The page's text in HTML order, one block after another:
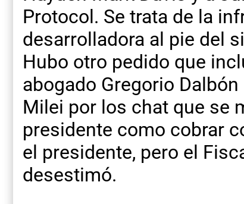
Protocol. Se trata de la
desarrolladora al pie del
Hubo otro pedido que
abogado Gregorio
Milei por los chat que se
presidente como cobrar
el presidente, pero el
desestimó.